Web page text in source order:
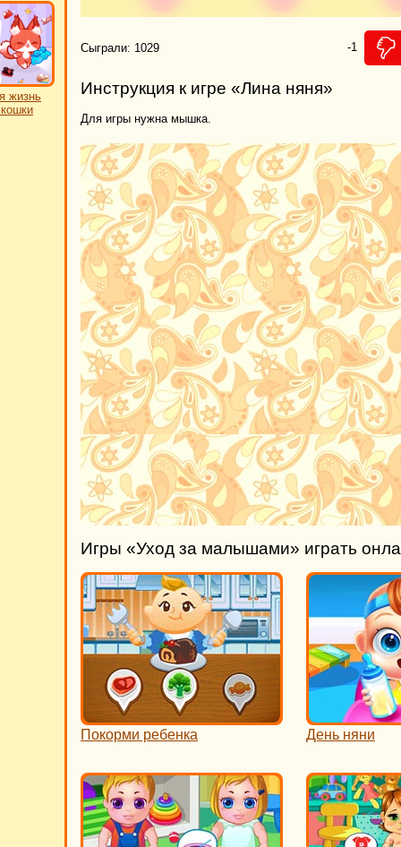
жизнь
Сыграли: 1029 -1
Инструкция к игре «Лина няня»
Для игры нужна мышка.
Игры «Уход за малышами» играть
Покорми ребенка День няни